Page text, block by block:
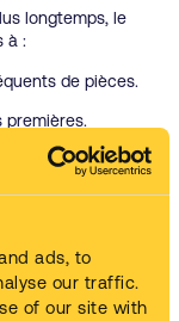
ads, to
our traffic.
of our site with
longtemps, le
à :
de pièces.
premières.
logistique
une solution
leur